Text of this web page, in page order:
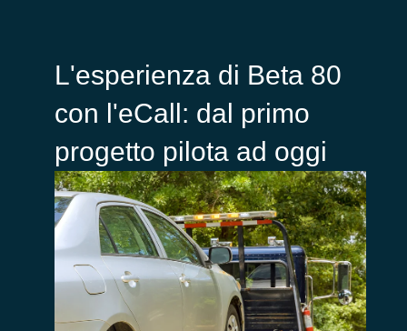
L'esperienza di Beta 80
con l'eCall: dal primo
progetto pilota ad oggi